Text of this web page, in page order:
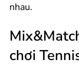
nhau.
chơi